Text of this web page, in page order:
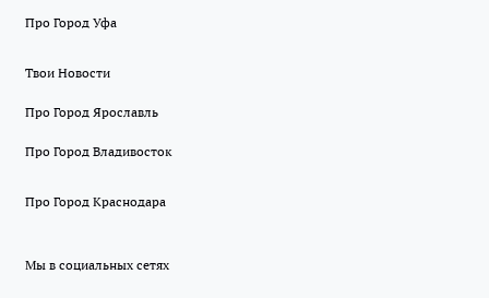
Про Город Уфа
Твои Новости
Про Город Ярославль
Про Город Владивосток
Про Город Краснодара
Мы в социальных сетях